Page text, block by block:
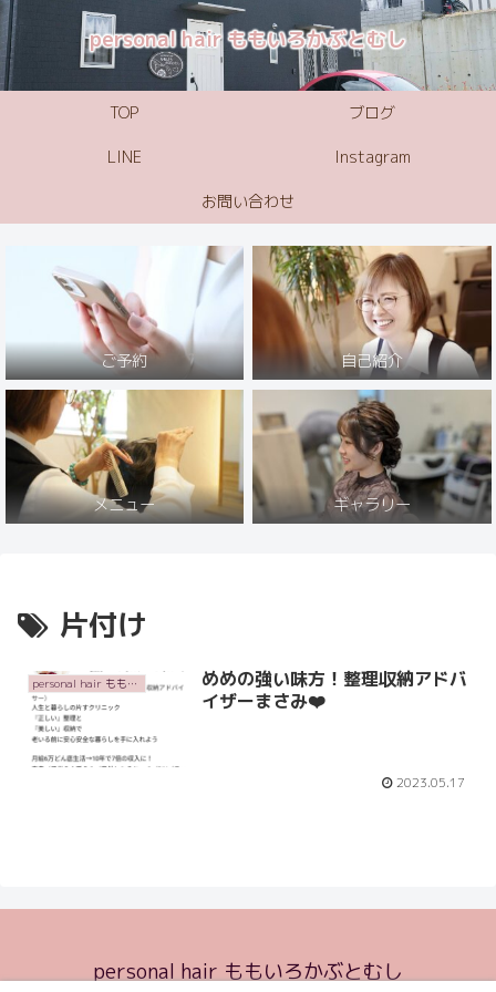
personal hair ももいろかぶとむし
TOP ブログ
LINE Instagram
お問い合わせ
ご予約 自己紹介
メニュー ギャラリー
片付け
personal hair ももいろかぶとむし
めめの強い味方！整理収納アドバ
イザーまさみ❤️
2023.05.17
personal hair ももいろかぶとむし